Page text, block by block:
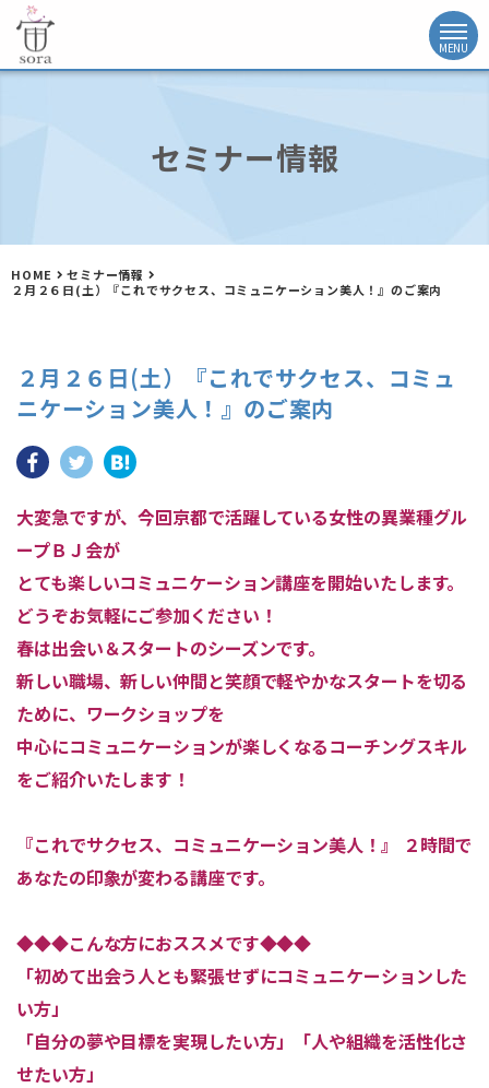
セミナー情報
HOME
セミナー情報
２月２６日(土）『これでサクセス、コミュニケーション美人！』のご案内
２月２６日(土）『これでサクセス、コミュ
ニケーション美人！』のご案内
大変急ですが、今回京都で活躍している女性の異業種グル
ープＢＪ会が
とても楽しいコミュニケーション講座を開始いたします。
どうぞお気軽にご参加ください！
春は出会い＆スタートのシーズンです。
新しい職場、新しい仲間と笑顔で軽やかなスタートを切る
ために、ワークショップを
中心にコミュニケーションが楽しくなるコーチングスキル
をご紹介いたします！
『これでサクセス、コミュニケーション美人！』
２時間で
あなたの印象が変わる講座です。
◆◆◆こんな方におススメです◆◆◆
「初めて出会う人とも緊張せずにコミュニケーションした
い方」
「自分の夢や目標を実現したい方」「人や組織を活性化さ
せたい方」